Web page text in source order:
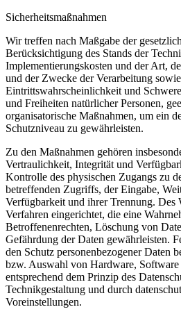
Sicherheitsmaßnahmen
Wir treffen nach Maßgabe der
Berücksichtigung des Stands der
Implementierungskosten und der Art,
und der Zwecke der Verarbeitung
Eintrittswahrscheinlichkeit und
und Freiheiten natürlicher Personen,
organisatorische Maßnahmen, um ein
Schutzniveau zu gewährleisten.
Zu den Maßnahmen gehören
Vertraulichkeit, Integrität und
Kontrolle des physischen Zugangs zu
betreffenden Zugriffs, der Eingabe,
Verfügbarkeit und ihrer Trennung. Des
Verfahren eingerichtet, die eine
Betroffenenrechten, Löschung von
Gefährdung der Daten gewährleisten.
den Schutz personenbezogener Daten
bzw. Auswahl von Hardware, Software
entsprechend dem Prinzip des
Technikgestaltung und durch
Voreinstellungen.